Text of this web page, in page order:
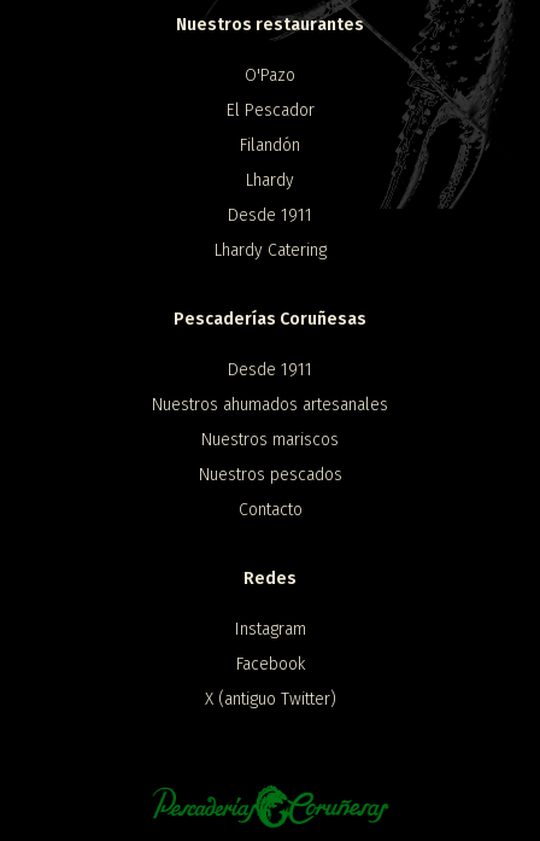
Nuestros restaurantes
O'Pazo
El Pescador
Filandón
Lhardy
Desde 1911
Lhardy Catering
Pescaderías Coruñesas
Desde 1911
Nuestros ahumados artesanales
Nuestros mariscos
Nuestros pescados
Contacto
Redes
Instagram
Facebook
X (antiguo Twitter)